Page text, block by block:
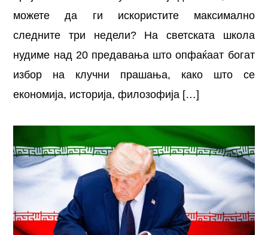
можете да ги искористите максимално
следните три недели? На светската школа
нудиме над 20 предавања што опфаќаат богат
избор на клучни прашања, како што се
економија, историја, филозофија […]